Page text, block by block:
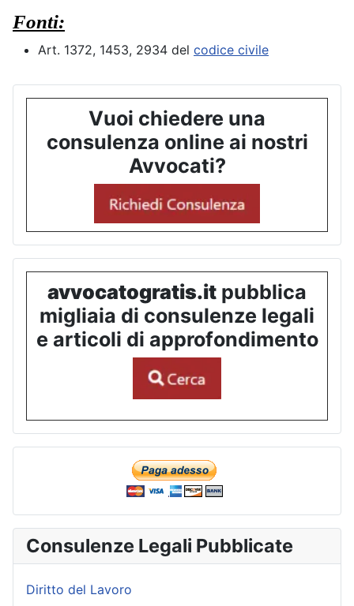
Fonti:
Art. 1372, 1453, 2934 del codice civile
Vuoi chiedere una
consulenza online ai nostri
Avvocati?
avvocatogratis.it pubblica
migliaia di consulenze legali
e articoli di approfondimento
Consulenze Legali Pubblicate
Diritto del Lavoro